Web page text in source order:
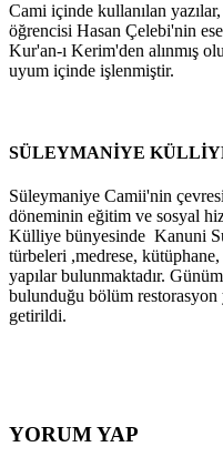
Cami içinde kullanılan
öğrencisi Hasan Çelebi'nin
Kur'an-ı Kerim'den alınmış
uyum içinde işlenmiştir.
SÜLEYMANİYE
Süleymaniye Camii'nin
döneminin eğitim ve sosyal
Külliye bünyesinde Kanuni
türbeleri ,medrese,
yapılar bulunmaktadır.
bulunduğu bölüm restorasyon
getirildi.
YORUM YAP